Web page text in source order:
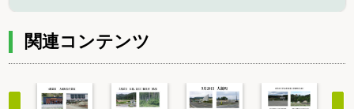
関連コンテンツ